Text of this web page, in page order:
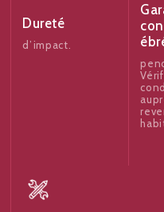
Dureté
d’impact.